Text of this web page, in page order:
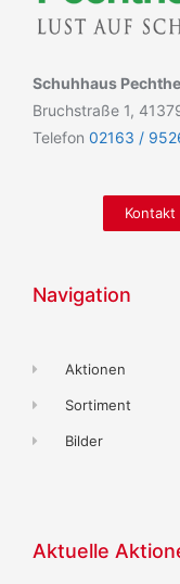
Schuhhaus
Bruchstraße 1,
Telefon 02163 /
Navigation
Aktionen
Sortiment
Bilder
Aktuelle